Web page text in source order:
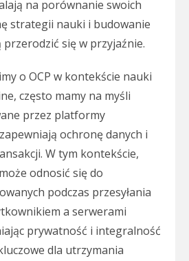
na porównanie swoich
strategii nauki i budowanie
się w przyjaźnie.
o OCP w kontekście nauki
często mamy na myśli
przez platformy
ochronę danych i
W tym kontekście,
odnosić się do
podczas przesyłania
a serwerami
prywatność i integralność
dla utrzymania